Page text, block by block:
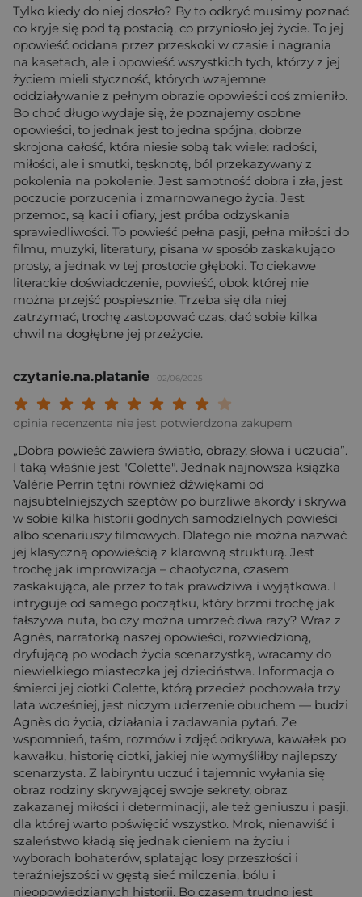
Tylko kiedy do niej doszło? By to odkryć musimy poznać
co kryje się pod tą postacią, co przyniosło jej życie. To jej
opowieść oddana przez przeskoki w czasie i nagrania
na kasetach, ale i opowieść wszystkich tych, którzy z jej
życiem mieli styczność, których wzajemne
oddziaływanie z pełnym obrazie opowieści coś zmieniło.
Bo choć długo wydaje się, że poznajemy osobne
opowieści, to jednak jest to jedna spójna, dobrze
skrojona całość, która niesie sobą tak wiele: radości,
miłości, ale i smutki, tęsknotę, ból przekazywany z
pokolenia na pokolenie. Jest samotność dobra i zła, jest
poczucie porzucenia i zmarnowanego życia. Jest
przemoc, są kaci i ofiary, jest próba odzyskania
sprawiedliwości. To powieść pełna pasji, pełna miłości do
filmu, muzyki, literatury, pisana w sposób zaskakująco
prosty, a jednak w tej prostocie głęboki. To ciekawe
literackie doświadczenie, powieść, obok której nie
można przejść pospiesznie. Trzeba się dla niej
zatrzymać, trochę zastopować czas, dać sobie kilka
chwil na dogłębne jej przeżycie.
czytanie.na.platanie 02/06/2025
Twoja ocena:
Twoja ocena: Wybitna 9/
Twoja ocena: Rewelacyjna 8/
Twoja ocena: Bardzo dobra 7/10"
Twoja ocena: Dobra 6/10"
Twoja ocena: Przeciętna 5/10"
Twoja ocena: Może być 4/10"
Twoja ocena: Słaba 3/10"
Twoja ocena: Bardzo słaba 2/10"
Twoja ocena: Beznadziejna 1/10"
opinia recenzenta nie jest potwierdzona zakupem
„Dobra powieść zawiera światło, obrazy, słowa i uczucia”.
I taką właśnie jest "Colette". Jednak najnowsza książka
Valérie Perrin tętni również dźwiękami od
najsubtelniejszych szeptów po burzliwe akordy i skrywa
w sobie kilka historii godnych samodzielnych powieści
albo scenariuszy filmowych. Dlatego nie można nazwać
jej klasyczną opowieścią z klarowną strukturą. Jest
trochę jak improwizacja – chaotyczna, czasem
zaskakująca, ale przez to tak prawdziwa i wyjątkowa. I
intryguje od samego początku, który brzmi trochę jak
fałszywa nuta, bo czy można umrzeć dwa razy? Wraz z
Agnès, narratorką naszej opowieści, rozwiedzioną,
dryfującą po wodach życia scenarzystką, wracamy do
niewielkiego miasteczka jej dzieciństwa. Informacja o
śmierci jej ciotki Colette, którą przecież pochowała trzy
lata wcześniej, jest niczym uderzenie obuchem — budzi
Agnès do życia, działania i zadawania pytań. Ze
wspomnień, taśm, rozmów i zdjęć odkrywa, kawałek po
kawałku, historię ciotki, jakiej nie wymyśliłby najlepszy
scenarzysta. Z labiryntu uczuć i tajemnic wyłania się
obraz rodziny skrywającej swoje sekrety, obraz
zakazanej miłości i determinacji, ale też geniuszu i pasji,
dla której warto poświęcić wszystko. Mrok, nienawiść i
szaleństwo kładą się jednak cieniem na życiu i
wyborach bohaterów, splatając losy przeszłości i
teraźniejszości w gęstą sieć milczenia, bólu i
nieopowiedzianych historii. Bo czasem trudno jest